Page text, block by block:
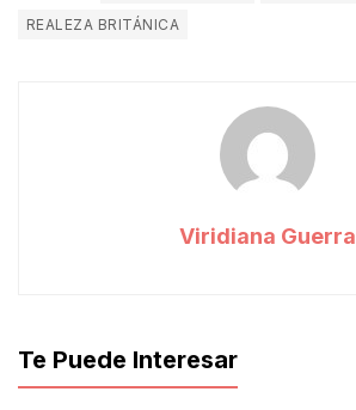
REALEZA BRITÁNICA
Viridiana Guerra
Te Puede Interesar